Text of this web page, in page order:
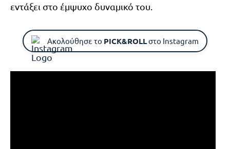
εντάξει στο έμψυχο δυναμικό του.
Ακολούθησε το PICK&ROLLστο Instagram